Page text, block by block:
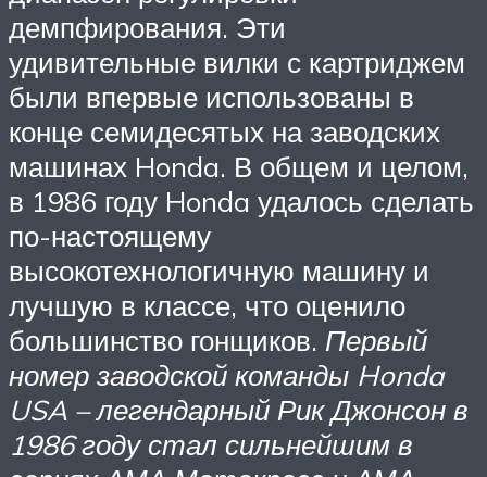
демпфирования. Эти
удивительные вилки с картриджем
были впервые использованы в
конце семидесятых на заводских
машинах Honda. В общем и целом,
в 1986 году Honda удалось сделать
по-настоящему
высокотехнологичную машину и
лучшую в классе, что оценило
большинство гонщиков. Первый
номер заводской команды Honda
USA – легендарный Рик Джонсон в
1986 году стал сильнейшим в